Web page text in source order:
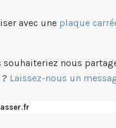
avec une plaque
souhaiteriez nous
Laissez-nous un